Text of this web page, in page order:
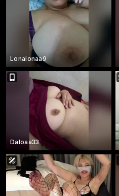
Lonalonaa9
Daloaa33